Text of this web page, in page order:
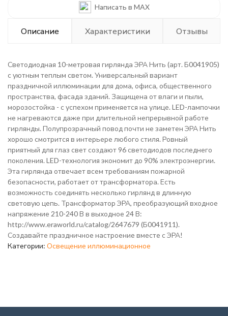
Написать в MAX
Описание Характеристики Отзывы
Светодиодная 10-метровая гирлянда ЭРА Нить (арт. Б0041905)
с уютным теплым светом. Универсальный вариант
праздничной иллюминации для дома, офиса, общественного
пространства, фасада зданий. Защищена от влаги и пыли,
морозостойка - с успехом применяется на улице. LED-лампочки
не нагреваются даже при длительной непрерывной работе
гирлянды. Полупрозрачный повод почти не заметен ЭРА Нить
хорошо смотрится в интерьере любого стиля. Ровный
приятный для глаз свет создают 96 светодиодов последнего
поколения. LED-технология экономит до 90% электроэнергии.
Эта гирлянда отвечает всем требованиям пожарной
безопасности, работает от трансформатора. Есть
возможность соединять несколько гирлянд в длинную
световую цепь. Трансформатор ЭРА, преобразующий входное
напряжение 210-240 В в выходное 24 В:
http://www.eraworld.ru/catalog/2647679 (Б0041911).
Создавайте праздничное настроение вместе с ЭРА!
Категории: Освещение иллюминационное